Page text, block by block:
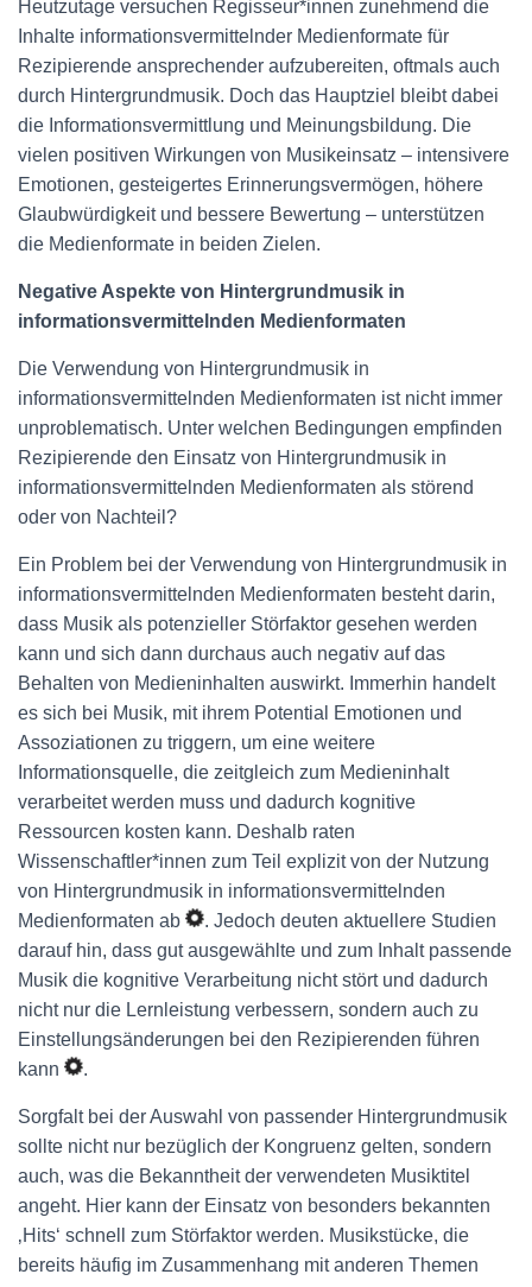
Heutzutage versuchen Regisseur*innen zunehmend die
Inhalte informationsvermittelnder Medienformate für
Rezipierende ansprechender aufzubereiten, oftmals auch
durch Hintergrundmusik. Doch das Hauptziel bleibt dabei
die Informationsvermittlung und Meinungsbildung. Die
vielen positiven Wirkungen von Musikeinsatz – intensivere
Emotionen, gesteigertes Erinnerungsvermögen, höhere
Glaubwürdigkeit und bessere Bewertung – unterstützen
die Medienformate in beiden Zielen.
Negative Aspekte von Hintergrundmusik in
informationsvermittelnden Medienformaten
Die Verwendung von Hintergrundmusik in
informationsvermittelnden Medienformaten ist nicht immer
unproblematisch. Unter welchen Bedingungen empfinden
Rezipierende den Einsatz von Hintergrundmusik in
informationsvermittelnden Medienformaten als störend
oder von Nachteil?
Ein Problem bei der Verwendung von Hintergrundmusik in
informationsvermittelnden Medienformaten besteht darin,
dass Musik als potenzieller Störfaktor gesehen werden
kann und sich dann durchaus auch negativ auf das
Behalten von Medieninhalten auswirkt. Immerhin handelt
es sich bei Musik, mit ihrem Potential Emotionen und
Assoziationen zu triggern, um eine weitere
Informationsquelle, die zeitgleich zum Medieninhalt
verarbeitet werden muss und dadurch kognitive
Ressourcen kosten kann. Deshalb raten
Wissenschaftler*innen zum Teil explizit von der Nutzung
von Hintergrundmusik in informationsvermittelnden
Medienformaten ab
. Jedoch deuten aktuellere Studien
darauf hin, dass gut ausgewählte und zum Inhalt passende
Musik die kognitive Verarbeitung nicht stört und dadurch
nicht nur die Lernleistung verbessern, sondern auch zu
Einstellungsänderungen bei den Rezipierenden führen
kann
.
Sorgfalt bei der Auswahl von passender Hintergrundmusik
sollte nicht nur bezüglich der Kongruenz gelten, sondern
auch, was die Bekanntheit der verwendeten Musiktitel
angeht. Hier kann der Einsatz von besonders bekannten
‚Hits‘ schnell zum Störfaktor werden. Musikstücke, die
bereits häufig im Zusammenhang mit anderen Themen